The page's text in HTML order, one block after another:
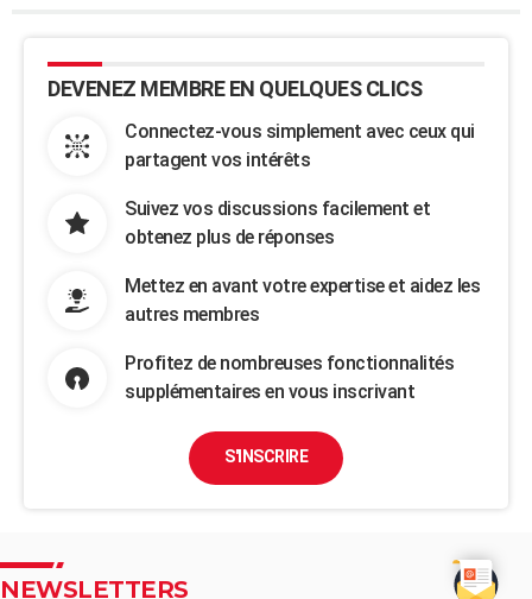
DEVENEZ MEMBRE EN QUELQUES CLICS
Connectez-vous simplement avec ceux qui
partagent vos intérêts
Suivez vos discussions facilement et
obtenez plus de réponses
Mettez en avant votre expertise et aidez les
autres membres
Profitez de nombreuses fonctionnalités
supplémentaires en vous inscrivant
S'INSCRIRE
NEWSLETTERS